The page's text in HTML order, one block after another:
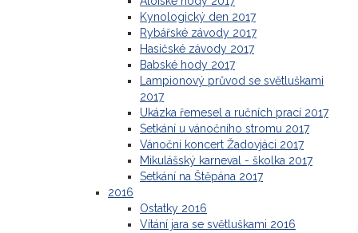
Kynologický den 2017
Rybářské závody 2017
Hasičské závody 2017
Babské hody 2017
Lampionový průvod se světluškami
2017
Ukázka řemesel a ručních prací 2017
Setkání u vánočního stromu 2017
Vánoční koncert Žadovjáci 2017
Mikulášský karneval - školka 2017
Setkání na Štěpána 2017
2016
Ostatky 2016
Vítání jara se světluškami 2016